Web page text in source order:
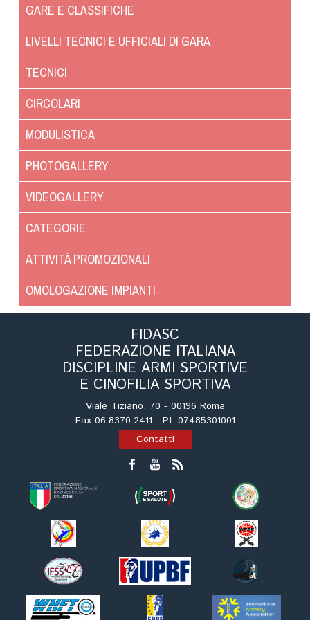
GARE E CLASSIFICHE
LIVELLI TECNICI E UFFICIALI DI GARA
TECNICI
CIRCOLARI
MODULISTICA
PHOTOGALLERY
VIDEOGALLERY
CATEGORIE
ATTIVITÀ PROMOZIONALI
OMOLOGAZIONE IMPIANTI
FIDASC
FEDERAZIONE ITALIANA
DISCIPLINE ARMI SPORTIVE
E CINOFILIA SPORTIVA
Viale Tiziano, 70 - 00196 Roma
Fax 06.8370.2411 - P.I. 07485301001
Contatti
Referenti e gruppi di lavoro regionali
Scuole Federali
Direttori di Gara
Organi di Giustizia - Dispositivi
Guida Locandine Ufficiali
Tiro di Campagna
English e Training Sporting
Tiro con l'arco da caccia
Paintball
Softair
Cinofilia Sportiva
Agility
DiscDog
Dog Balance
Dog Trail